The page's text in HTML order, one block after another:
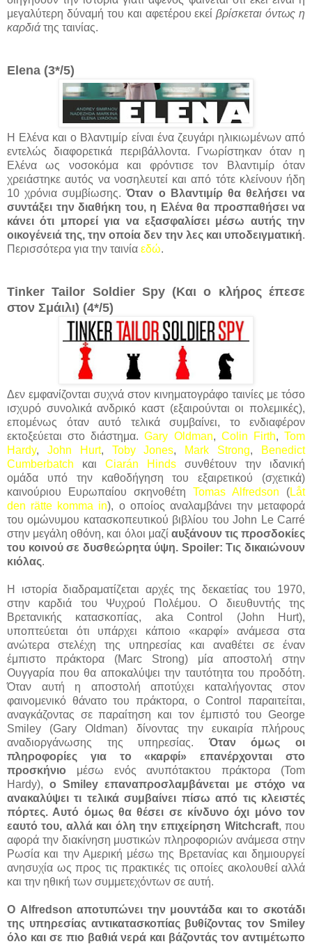
μεγαλύτερη δύναμή του και αφετέρου εκείβρίσκεται όντως η
καρδιάτης ταινίας.
Elena (3*/5)
Η Ελένα και ο Βλαντιμίρ είναι ένα ζευγάρι ηλικιωμένων από
εντελώς διαφορετικά περιβάλλοντα. Γνωρίστηκαν όταν η
Ελένα ως νοσοκόμα και φρόντισε τον Βλαντιμίρ όταν
χρειάστηκε αυτός να νοσηλευτεί και από τότε κλείνουν ήδη
10 χρόνια συμβίωσης.Όταν ο Βλαντιμίρ θα θελήσει να
συντάξει την διαθήκη του, η Ελένα θα προσπαθήσει να
κάνει ότι μπορεί για να εξασφαλίσει μέσω αυτής την
οικογένειά της, την οποία δεν την λες και υποδειγματική.
Περισσότερα για την ταινία εδώ.
Tinker Tailor Soldier Spy (Και ο κλήρος έπεσε
στον Σμάιλι) (4*/5)
Δεν εμφανίζονται συχνά στον κινηματογράφο ταινίες με τόσο
ισχυρό συνολικά ανδρικό καστ (εξαιρούνται οι πολεμικές),
επομένως όταν αυτό τελικά συμβαίνει, το ενδιαφέρον
εκτοξεύεται στο διάστημα.Gary Oldman, Colin Firth,Tom
Hardy, John Hurt, Toby Jones, Mark Strong,
Benedict
Cumberbatch και Ciarán Hinds συνθέτουν την ιδανική
ομάδα υπό την καθοδήγηση του εξαιρετικού (σχετικά)
καινούριου Ευρωπαίου σκηνοθέτη Tomas Alfredson (Låt
den rätte komma in), ο οποίος αναλαμβάνει την μεταφορά
του ομώνυμου κατασκοπευτικού βιβλίου του John Le Carré
στην μεγάλη οθόνη, και όλοι μαζί αυξάνουν τις προσδοκίες
του κοινού σε δυσθεώρητα ύψη. Spoiler: Τις δικαιώνουν
κιόλας.
Η ιστορία διαδραματίζεται αρχές της δεκαετίας του 1970,
στην καρδιά του Ψυχρού Πολέμου. Ο διευθυντής της
Βρετανικής κατασκοπίας, aka Control (John Hurt),
υποπτεύεται ότι υπάρχει κάποιο «καρφί» ανάμεσα στα
ανώτερα στελέχη της υπηρεσίας και αναθέτει σε έναν
έμπιστο πράκτορα (Marc Strong) μία αποστολή στην
Ουγγαρία που θα αποκαλύψει την ταυτότητα του προδότη.
Όταν αυτή η αποστολή αποτύχει καταλήγοντας στον
φαινομενικό θάνατο του πράκτορα, ο Control παραιτείται,
αναγκάζοντας σε παραίτηση και τον έμπιστό του George
Smiley (Gary Oldman) δίνοντας την ευκαιρία πλήρους
αναδιοργάνωσης της υπηρεσίας.Όταν όμως οι
πληροφορίες για το «καρφί» επανέρχονται στο
προσκήνιο μέσω ενός ανυπότακτου πράκτορα (Tom
Hardy), ο Smiley επαναπροσλαμβάνεται με στόχο να
ανακαλύψει τι τελικά συμβαίνει πίσω από τις κλειστές
πόρτες. Αυτό όμως θα θέσει σε κίνδυνο όχι μόνο τον
εαυτό του, αλλά και όλη την επιχείρηση Witchcraft, που
αφορά την διακίνηση μυστικών πληροφοριών ανάμεσα στην
Ρωσία και την Αμερική μέσω της Βρετανίας και δημιουργεί
ανησυχία ως προς τις πρακτικές τις οποίες ακολουθεί αλλά
και την ηθική των συμμετεχόντων σε αυτή.
Ο Alfredson αποτυπώνει την μουντάδα και το σκοτάδι
της υπηρεσίας αντικατασκοπίας βυθίζοντας τον Smiley
όλο και σε πιο βαθιά νερά και βάζοντάς τον αντιμέτωπο